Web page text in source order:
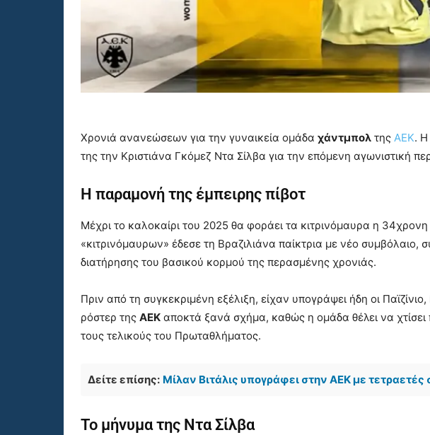
Χρονιά ανανεώσεων για την γυναικεία ομάδα χάντμπολ της ΑΕΚ. Η
της την Κριστιάνα Γκόμεζ Ντα Σίλβα για την επόμενη αγωνιστική
Η παραμονή της έμπειρης πίβοτ
Μέχρι το καλοκαίρι του 2025 θα φοράει τα κιτρινόμαυρα η 34χρονη
«κιτρινόμαυρων» έδεσε τη Βραζιλιάνα παίκτρια με νέο συμβόλαιο,
διατήρησης του βασικού κορμού της περασμένης χρονιάς.
Πριν από τη συγκεκριμένη εξέλιξη, είχαν υπογράψει ήδη οι
ρόστερ της ΑΕΚ αποκτά ξανά σχήμα, καθώς η ομάδα θέλει να
τους τελικούς του Πρωταθλήματος.
Δείτε επίσης: Μίλαν Βιτάλις υπογράφει στην ΑΕΚ με τετραετές
Το μήνυμα της Ντα Σίλβα